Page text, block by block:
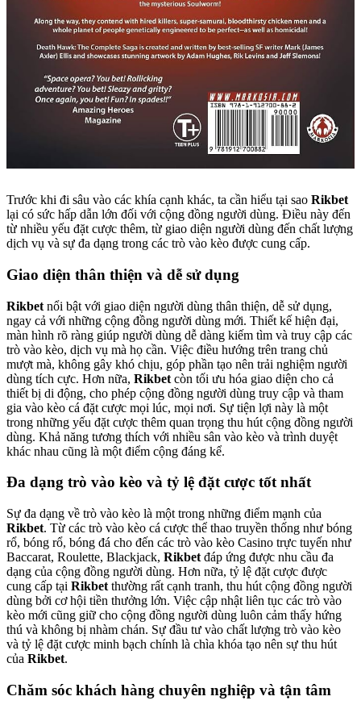
Trước khi đi sâu vào các khía cạnh khác, ta cần hiểu tại sao Rikbet
lại có sức hấp dẫn lớn đối với cộng đồng người dùng. Điều này đến
từ nhiều yếu đặt cược thêm, từ giao diện người dùng đến chất lượng
dịch vụ và sự đa dạng trong các trò vào kèo được cung cấp.
Giao diện thân thiện và dễ sử dụng
Rikbet nổi bật với giao diện người dùng thân thiện, dễ sử dụng,
ngay cả với những cộng đồng người dùng mới. Thiết kế hiện đại,
màn hình rõ ràng giúp người dùng dễ dàng kiếm tìm và truy cập các
trò vào kèo, dịch vụ mà họ cần. Việc điều hướng trên trang chủ
mượt mà, không gây khó chịu, góp phần tạo nên trải nghiệm người
dùng tích cực. Hơn nữa, Rikbet còn tối ưu hóa giao diện cho cả
thiết bị di động, cho phép cộng đồng người dùng truy cập và tham
gia vào kèo cá đặt cược mọi lúc, mọi nơi. Sự tiện lợi này là một
trong những yếu đặt cược thêm quan trọng thu hút cộng đồng người
dùng. Khả năng tương thích với nhiều sân vào kèo và trình duyệt
khác nhau cũng là một điểm cộng đáng kể.
Đa dạng trò vào kèo và tỷ lệ đặt cược tốt nhất
Sự đa dạng về trò vào kèo là một trong những điểm mạnh của
Rikbet. Từ các trò vào kèo cá cược thể thao truyền thống như bóng
rổ, bóng rổ, bóng đá cho đến các trò vào kèo Casino trực tuyến như
Baccarat, Roulette, Blackjack, Rikbet đáp ứng được nhu cầu đa
dạng của cộng đồng người dùng. Hơn nữa, tỷ lệ đặt cược được
cung cấp tại Rikbet thường rất cạnh tranh, thu hút cộng đồng người
dùng bởi cơ hội tiền thưởng lớn. Việc cập nhật liên tục các trò vào
kèo mới cũng giữ cho cộng đồng người dùng luôn cảm thấy hứng
thú và không bị nhàm chán. Sự đầu tư vào chất lượng trò vào kèo
và tỷ lệ đặt cược minh bạch chính là chìa khóa tạo nên sự thu hút
của Rikbet.
Chăm sóc khách hàng chuyên nghiệp và tận tâm